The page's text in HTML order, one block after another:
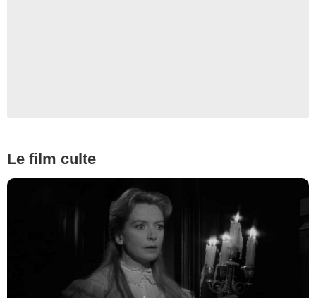
Le film culte